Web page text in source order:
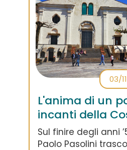
03/
L'anima di un
incanti della
Sul finire degli anni
Paolo Pasolini